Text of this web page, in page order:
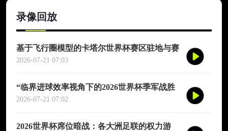
录像回放
基于飞行圈模型的卡塔尔世界杯赛区驻地与赛
程协同优化适配研究
2026-07-21 07:03
“临界进球效率视角下的2026世界杯季军战胜
负概率再评估”
2026-07-21 07:02
2026世界杯席位暗战：各大洲足联的权力游